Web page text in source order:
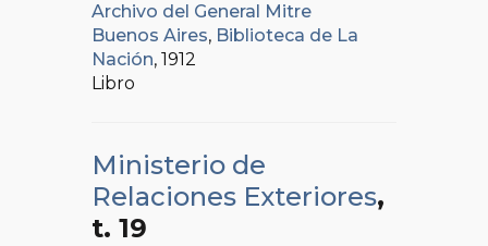
Archivo del General Mitre
Buenos Aires, Biblioteca de La
Nación, 1912
Libro
Ministerio de
Relaciones Exteriores,
t. 19